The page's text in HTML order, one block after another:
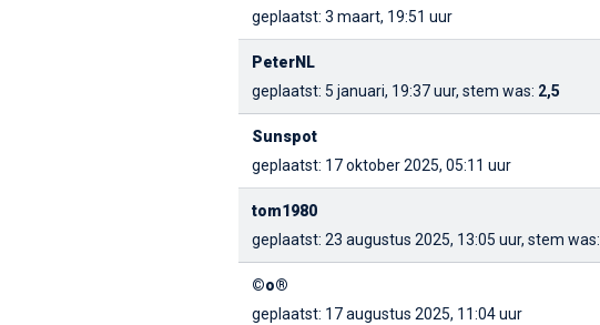
geplaatst: 3 maart, 19:51 uur
PeterNL
geplaatst: 5 januari, 19:37 uur, stem was: 2,5
Sunspot
geplaatst: 17 oktober 2025, 05:11 uur
tom1980
geplaatst: 23 augustus 2025, 13:05 uur, stem was:
©o®
geplaatst: 17 augustus 2025, 11:04 uur